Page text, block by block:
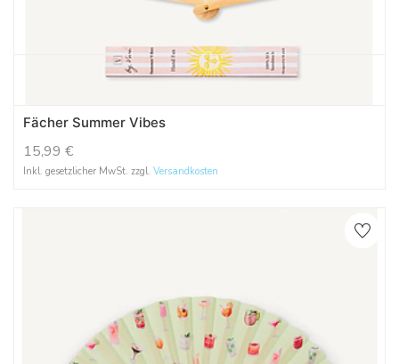
Fächer Summer Vibes
15,99 €
Inkl. gesetzlicher MwSt. zzgl. Versandkosten